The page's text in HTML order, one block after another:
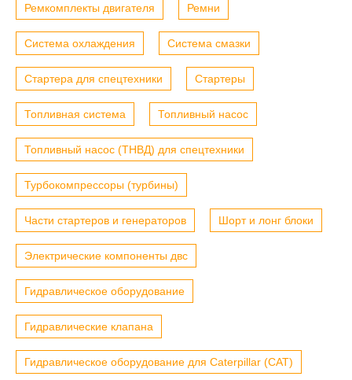
Ремкомплекты двигателя Ремни
Система охлаждения Система смазки
Стартера для спецтехники Стартеры
Топливная система Топливный насос
Топливный насос (ТНВД) для спецтехники
Турбокомпрессоры (турбины)
Части стартеров и генераторов Шорт и лонг блоки
Электрические компоненты двс
Гидравлическое оборудование
Гидравлические клапана
Гидравлическое оборудование для Caterpillar (CAT)